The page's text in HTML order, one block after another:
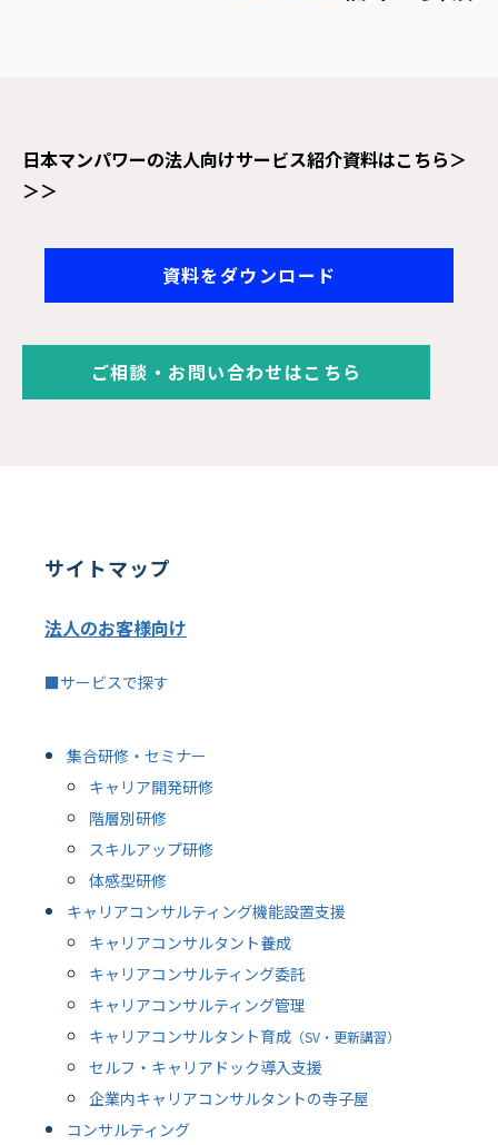
日本マンパワーの法人向けサービス紹介資料はこちら＞
＞＞
資料をダウンロード
ご相談・お問い合わせはこちら
サイトマップ
法人のお客様向け
■サービスで探す
集合研修・セミナー
キャリア開発研修
階層別研修
スキルアップ研修
体感型研修
キャリアコンサルティング機能設置支援
キャリアコンサルタント養成
キャリアコンサルティング委託
キャリアコンサルティング管理
キャリアコンサルタント育成 （SV・更新講習）
セルフ・キャリアドック導入支援
企業内キャリアコンサルタントの寺子屋
コンサルティング